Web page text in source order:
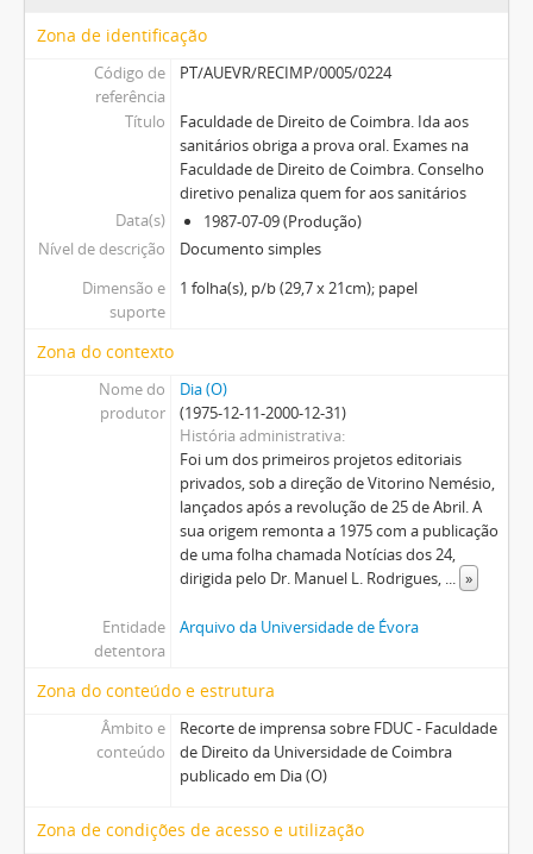
Zona de identificação
Código de
referência
PT/AUEVR/RECIMP/0005/0224
Título
Faculdade de Direito de Coimbra. Ida aos
sanitários obriga a prova oral. Exames na
Faculdade de Direito de Coimbra. Conselho
diretivo penaliza quem for aos sanitários
Data(s)
1987-07-09 (Produção)
Nível de descrição
Documento simples
Dimensão e
suporte
1 folha(s), p/b (29,7 x 21cm); papel
Zona do contexto
Nome do
produtor
Dia (O)
(1975-12-11-2000-12-31)
História administrativa
Foi um dos primeiros projetos editoriais
privados, sob a direção de Vitorino Nemésio,
lançados após a revolução de 25 de Abril. A
sua origem remonta a 1975 com a publicação
de uma folha chamada Notícias dos 24,
dirigida pelo Dr. Manuel L. Rodrigues, ... »
Entidade
detentora
Arquivo da Universidade de Évora
Zona do conteúdo e estrutura
Âmbito e
conteúdo
Recorte de imprensa sobre FDUC - Faculdade
de Direito da Universidade de Coimbra
publicado em Dia (O)
Zona de condições de acesso e utilização